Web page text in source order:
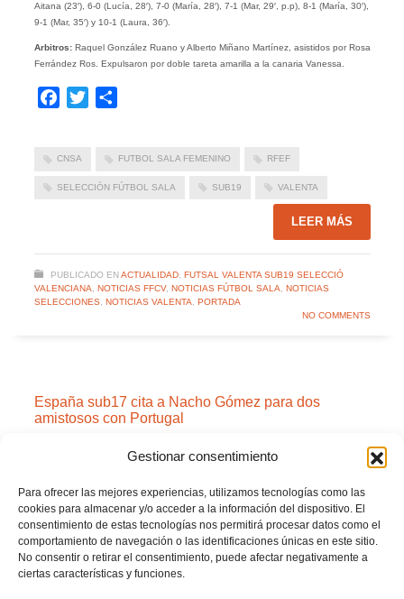
Gestionar consentimiento
Para ofrecer las mejores experiencias, utilizamos tecnologías como las
cookies para almacenar y/o acceder a la información del dispositivo. El
consentimiento de estas tecnologías nos permitirá procesar datos como el
comportamiento de navegación o las identificaciones únicas en este sitio.
No consentir o retirar el consentimiento, puede afectar negativamente a
ciertas características y funciones.
Aitana (23′), 6-0 (Lucía, 28′), 7-0 (María, 28′), 7-1 (Mar, 29′, p.p), 8-1 (María, 30′),
9-1 (Mar, 35′) y 10-1 (Laura, 36′).
Arbitros:Raquel González Ruano y Alberto Miñano Martínez, asistidos por Rosa
Ferrández Ros. Expulsaron por doble tareta amarilla a la canaria Vanessa.
Facebook
Twitter
CNSA FUTBOL SALA FEMENINO RFEF
SELECCIÓN FÚTBOL SALA SUB19 VALENTA
LEER MÁS
PUBLICADO EN ACTUALIDAD, FUTSAL VALENTA SUB19 SELECCIÓ
VALENCIANA
NOTICIAS FFCV, NOTICIAS FÚTBOL SALA
NOTICIAS
SELECCIONES, NOTICIAS VALENTA
PORTADA
NO COMMENTS
España sub17 cita a Nacho Gómez para dos
amistosos con Portugal
VIERNES, 15 NOVIEMBRE 2019 POR